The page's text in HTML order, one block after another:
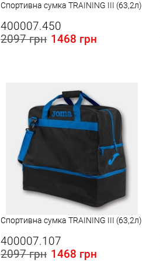
Спортивна сумка TRAINING III (63,2л)
400007.450
2097 грн 1468 грн
Спортивна сумка TRAINING III (63,2л)
400007.107
2097 грн 1468 грн